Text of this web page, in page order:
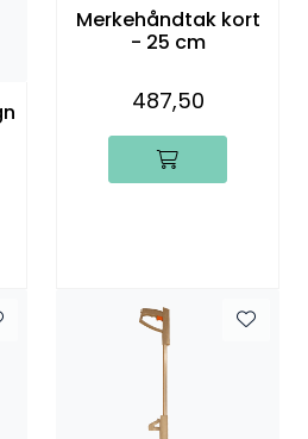
Merkehåndtak kort
- 25 cm
487,50